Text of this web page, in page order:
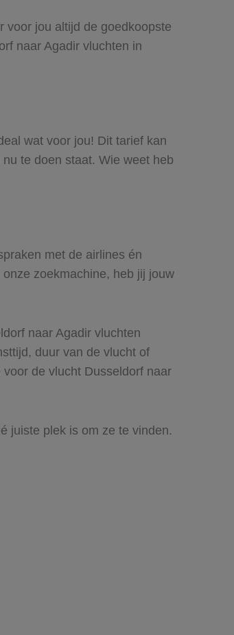
voor jou altijd de goedkoopste
naar Agadir vluchten in
wat voor jou! Dit tarief kan
te doen staat. Wie weet heb
met de airlines én
zoekmachine, heb jij jouw
naar Agadir vluchten
duur van de vlucht of
de vlucht Dusseldorf naar
juiste plek is om ze te vinden.